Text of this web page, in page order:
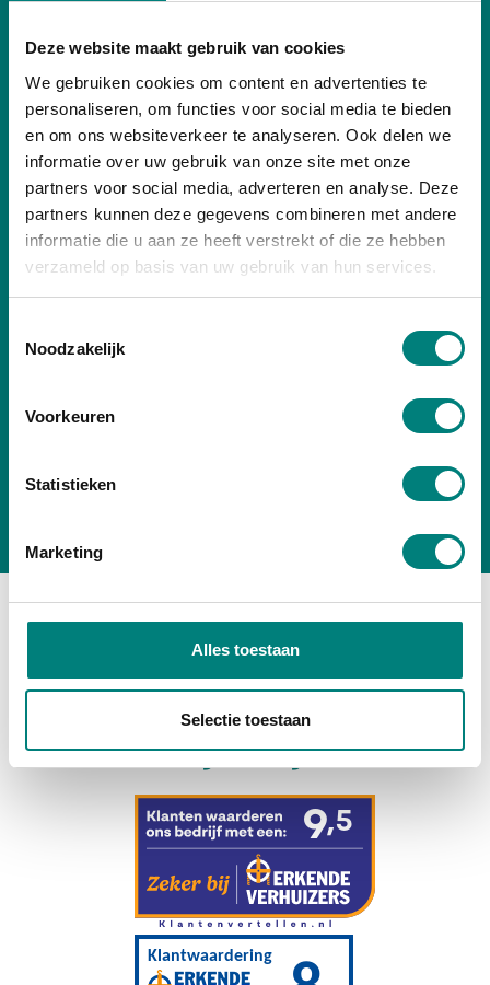
Deze website maakt gebruik van cookies
We gebruiken cookies om content en advertenties te
personaliseren, om functies voor social media te bieden
en om ons websiteverkeer te analyseren. Ook delen we
informatie over uw gebruik van onze site met onze
partners voor social media, adverteren en analyse. Deze
partners kunnen deze gegevens combineren met andere
informatie die u aan ze heeft verstrekt of die ze hebben
verzameld op basis van uw gebruik van hun services.
Noodzakelijk
Voorkeuren
Statistieken
Marketing
Alles toestaan
Selectie toestaan
Breda
Mijkenbroek 46
4824 AC Breda
T+31 (0)76 52 24 100
Brussel
Bazellaan 8
1140 Evere, België
T+32 (0)26 – 701894
Edisonstraat 1A-B
SUCCESVERHALEN
Klanten zijn blij met ons